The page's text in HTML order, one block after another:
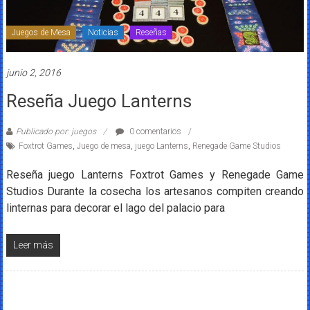
Juegos de Mesa Noticias Reseñas
junio 2, 2016
Reseña Juego Lanterns
Publicado por: juegos
0 comentarios
Foxtrot Games, Juego de mesa, juego Lanterns, Renegade Game Studios
Reseña juego Lanterns Foxtrot Games y Renegade Game
Studios Durante la cosecha los artesanos compiten creando
linternas para decorar el lago del palacio para
Leer más